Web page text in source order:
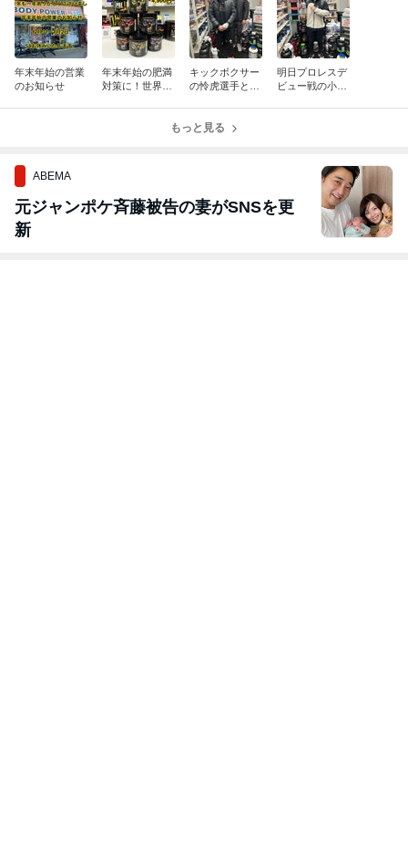
年末年始の営業
のお知らせ
年末年始の肥満
対策に！世界で
キックボクサー
の怜虎選手とヤ
明日プロレスデ
ビュー戦の小藤
もっと見る
ABEMA
元ジャンポケ斉藤被告の妻がSNSを更
新